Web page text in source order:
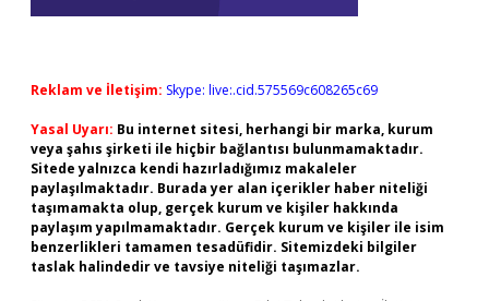
Reklam ve İletişim: Skype: live:.cid.575569c608265c69
Yasal Uyarı: Bu internet sitesi, herhangi bir marka, kurum
veya şahıs şirketi ile hiçbir bağlantısı bulunmamaktadır.
Sitede yalnızca kendi hazırladığımız makaleler
paylaşılmaktadır. Burada yer alan içerikler haber niteliği
taşımamakta olup, gerçek kurum ve kişiler hakkında
paylaşım yapılmamaktadır. Gerçek kurum ve kişiler ile isim
benzerlikleri tamamen tesadüfidir. Sitemizdeki bilgiler
taslak halindedir ve tavsiye niteliği taşımazlar.